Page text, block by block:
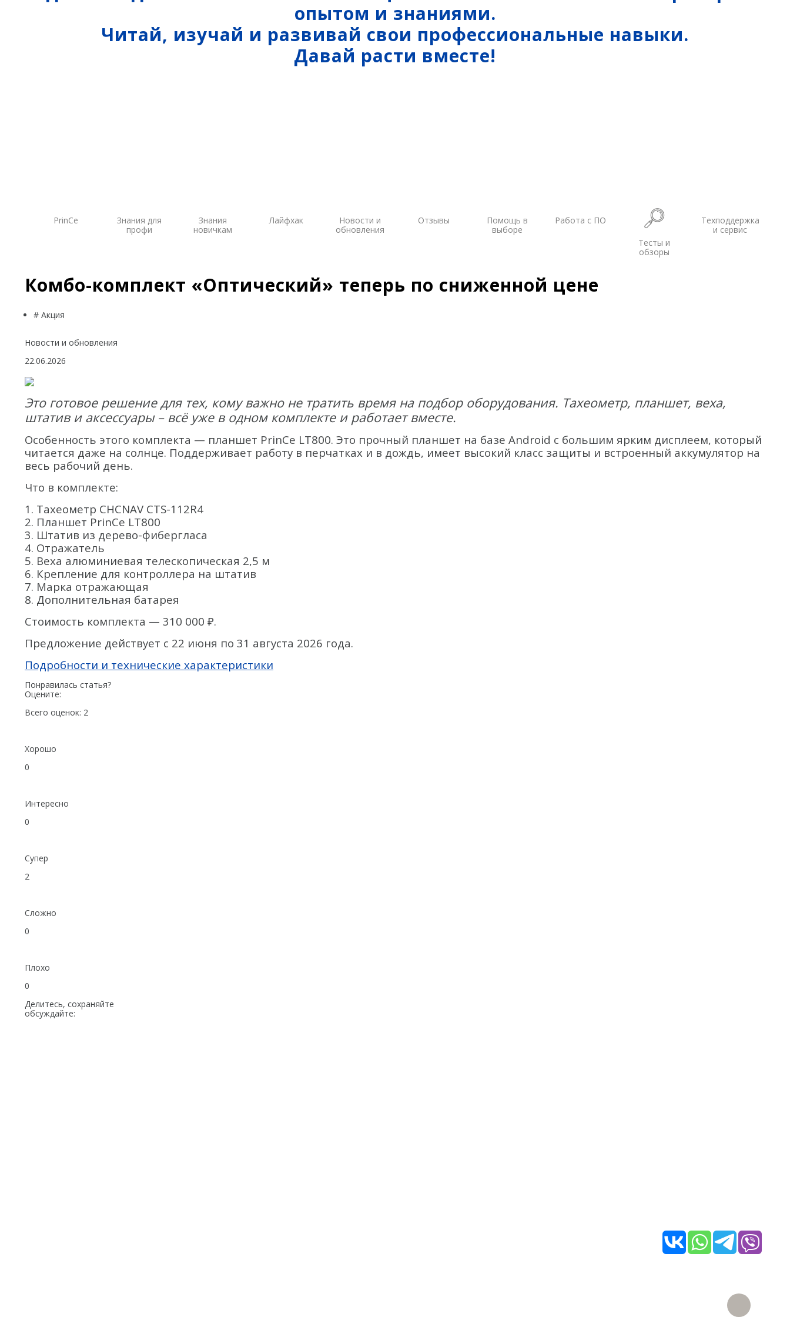
Системы на грейдеры
Системы на бульдозеры
ГНСС-мониторинг
Интерферометрические
радары
Аэрофотокамеры
Геоскан
DJI
InnoSpector
МЛЭ
опытом и знаниями.
Читай, изучай и развивай свои профессиональные навыки.
Давай расти вместе!
PrinCe
Знания для
профи
Знания
новичкам
Лайфхак
Новости и
обновления
Отзывы
Помощь в
выборе
Работа с ПО
Тесты и
обзоры
Техподдержка
и сервис
Комбо-комплект «Оптический» теперь по сниженной цене
# Акция
Новости и обновления
22.06.2026
Это готовое решение для тех, кому важно не тратить время на подбор оборудования. Тахеометр, планшет, веха,
штатив и аксессуары – всё уже в одном комплекте и работает вместе.
Особенность этого комплекта — планшет PrinCe LT800. Это прочный планшет на базе Android с большим ярким дисплеем, который
читается даже на солнце. Поддерживает работу в перчатках и в дождь, имеет высокий класс защиты и встроенный аккумулятор на
весь рабочий день.
Что в комплекте:
1. Тахеометр CHCNAV CTS-112R4
2. Планшет PrinCe LT800
3. Штатив из дерево-фибергласа
4. Отражатель
5. Веха алюминиевая телескопическая 2,5 м
6. Крепление для контроллера на штатив
7. Марка отражающая
8. Дополнительная батарея
Стоимость комплекта — 310 000 ₽.
Предложение действует с 22 июня по 31 августа 2026 года.
Подробности и технические характеристики
Понравилась статья?
Оцените:
Всего оценок: 2
Хорошо
0
Интересно
0
Супер
2
Сложно
0
Плохо
0
Делитесь, сохраняйте
обсуждайте: